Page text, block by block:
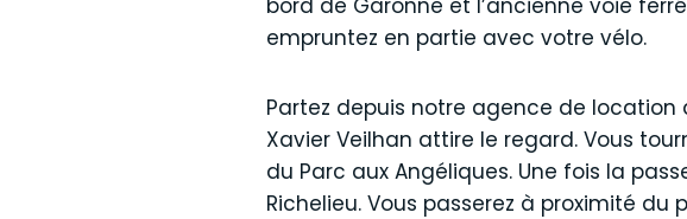
bord de Garonne et l’ancienne voie
empruntez en partie avec votre vélo.
Partez depuis notre agence de location
Xavier Veilhan attire le regard. Vous
du Parc aux Angéliques. Une fois la
Richelieu. Vous passerez à proximité